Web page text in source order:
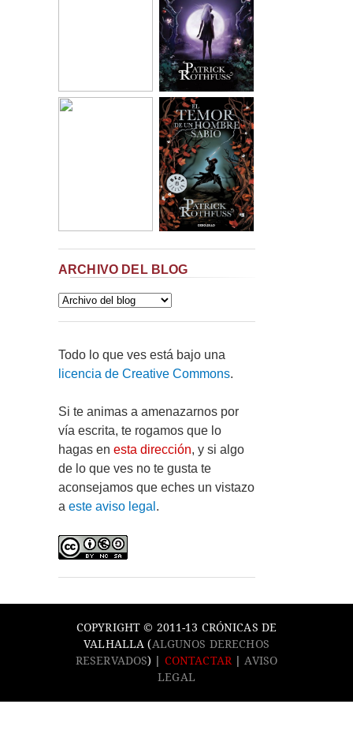
ARCHIVO DEL BLOG
Todo lo que ves está bajo una
licencia de Creative Commons.
Si te animas a amenazarnos por
vía escrita, te rogamos que lo
hagas en esta dirección, y si algo
de lo que ves no te gusta te
aconsejamos que eches un vistazo
a este aviso legal .
COPYRIGHT © 2011-13 CRÓNICAS DE
VALHALLA (ALGUNOS DERECHOS
RESERVADOS) | CONTACTAR|AVISO
LEGAL